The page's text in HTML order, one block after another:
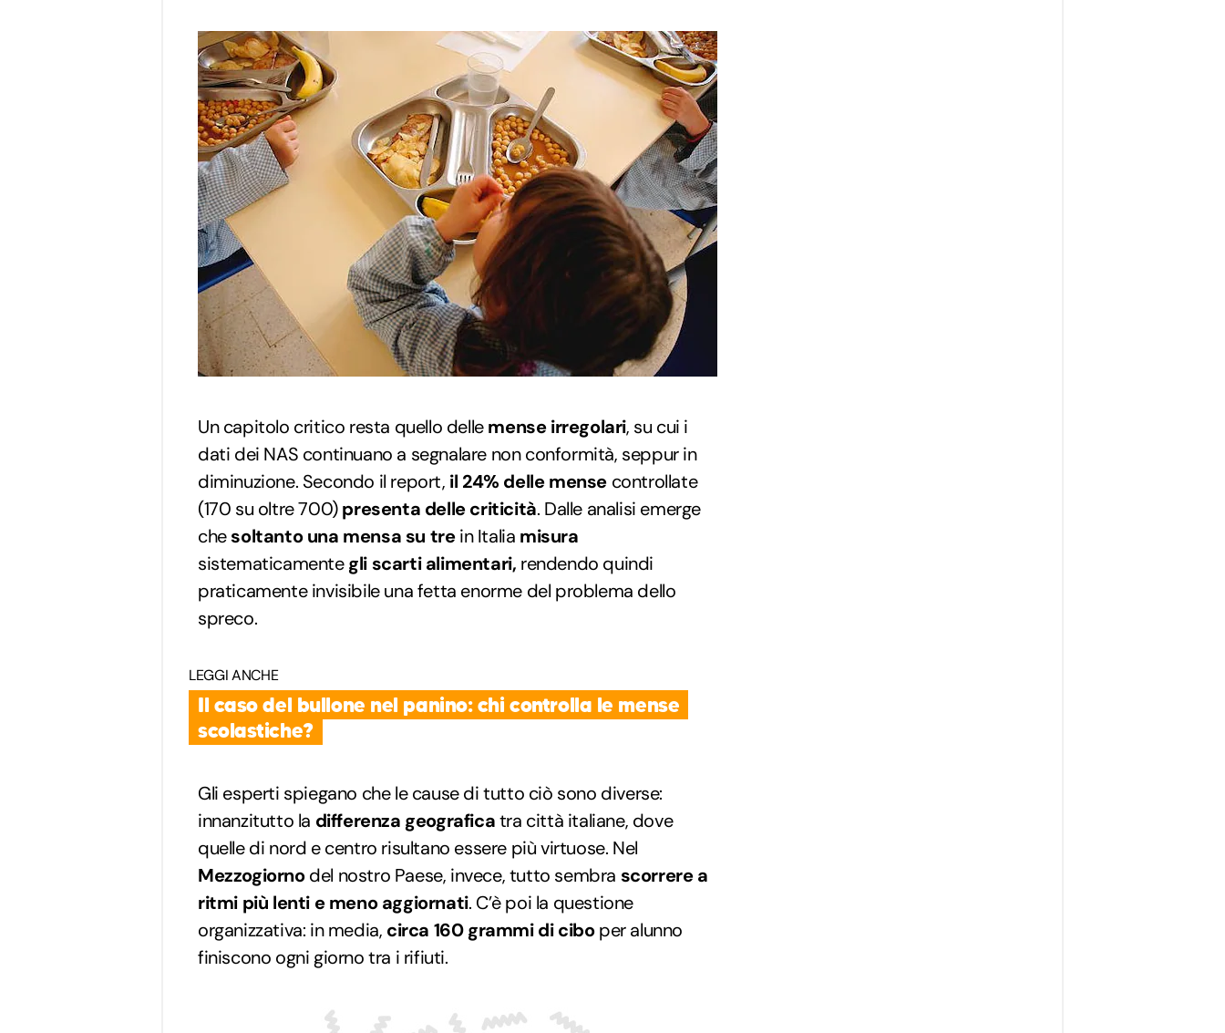
Un capitolo critico resta quello dellemense irregolari, su cui i
dati dei NAS continuano a segnalare non conformità, seppur in
diminuzione. Secondo il report, il 24% delle mense controllate
(170 su oltre 700)presenta delle criticità. Dalle analisi emerge
chesoltanto una mensa su trein Italia misura
sistematicamentegli scarti alimentari, rendendo quindi
praticamente invisibile una fetta enorme del problema dello
spreco.
LEGGI ANCHE
Il caso del bullone nel panino: chi controlla le mense
scolastiche?
Gli esperti spiegano che le cause di tutto ciò sono diverse:
innanzitutto la differenza geograficatra città italiane, dove
quelle di nord e centro risultano essere più virtuose. Nel
Mezzogiornodel nostro Paese, invece, tutto sembra scorrere a
ritmi più lenti e meno aggiornati. C’è poi la questione
organizzativa: in media, circa 160 grammi di ciboper alunno
finiscono ogni giorno tra i rifiuti.